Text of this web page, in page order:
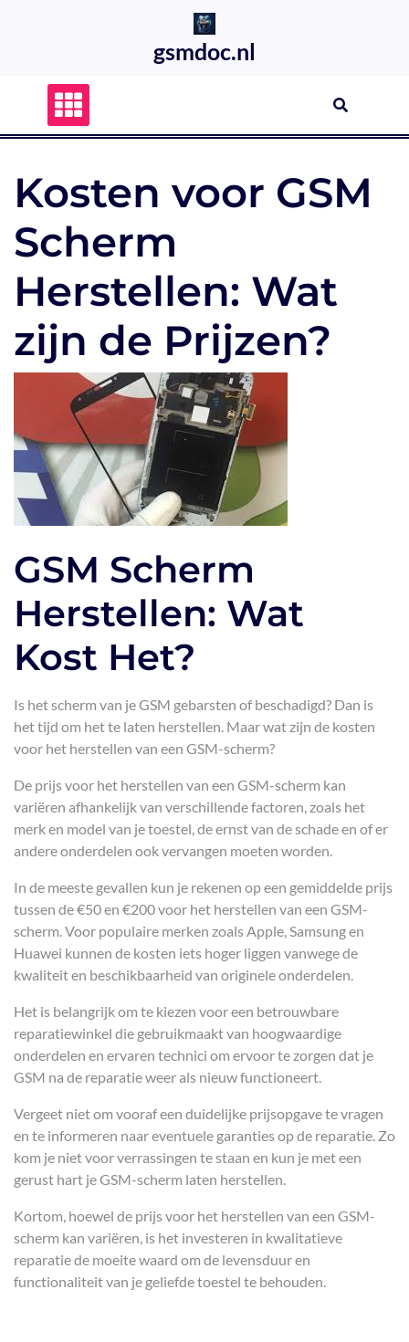
gsmdoc.nl
Kosten voor GSM
Scherm
Herstellen: Wat
zijn de Prijzen?
GSM Scherm
Herstellen: Wat
Kost Het?
Is het scherm van je GSM gebarsten of beschadigd? Dan is
het tijd om het te laten herstellen. Maar wat zijn de kosten
voor het herstellen van een GSM-scherm?
De prijs voor het herstellen van een GSM-scherm kan
variëren afhankelijk van verschillende factoren, zoals het
merk en model van je toestel, de ernst van de schade en of er
andere onderdelen ook vervangen moeten worden.
In de meeste gevallen kun je rekenen op een gemiddelde prijs
tussen de €50 en €200 voor het herstellen van een GSM-
scherm. Voor populaire merken zoals Apple, Samsung en
Huawei kunnen de kosten iets hoger liggen vanwege de
kwaliteit en beschikbaarheid van originele onderdelen.
Het is belangrijk om te kiezen voor een betrouwbare
reparatiewinkel die gebruikmaakt van hoogwaardige
onderdelen en ervaren technici om ervoor te zorgen dat je
GSM na de reparatie weer als nieuw functioneert.
Vergeet niet om vooraf een duidelijke prijsopgave te vragen
en te informeren naar eventuele garanties op de reparatie. Zo
kom je niet voor verrassingen te staan en kun je met een
gerust hart je GSM-scherm laten herstellen.
Kortom, hoewel de prijs voor het herstellen van een GSM-
scherm kan variëren, is het investeren in kwalitatieve
reparatie de moeite waard om de levensduur en
functionaliteit van je geliefde toestel te behouden.